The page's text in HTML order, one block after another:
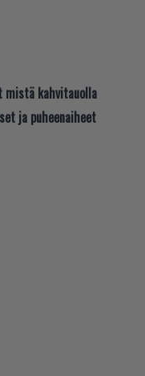
kahvitauolla
ja puheenaiheet